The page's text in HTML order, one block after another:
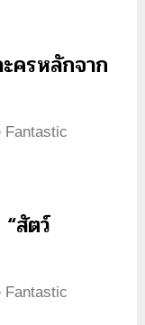
ครหลักจาก
Fantastic
สัตว์
Fantastic